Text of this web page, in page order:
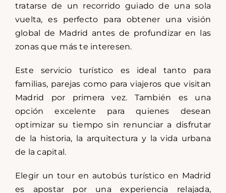
tratarse de un recorrido guiado de una sola
vuelta, es perfecto para obtener una visión
global de Madrid antes de profundizar en las
zonas que más te interesen.
Este servicio turístico es ideal tanto para
familias, parejas como para viajeros que visitan
Madrid por primera vez. También es una
opción excelente para quienes desean
optimizar su tiempo sin renunciar a disfrutar
de la historia, la arquitectura y la vida urbana
de la capital.
Elegir un tour en autobús turístico en Madrid
es apostar por una experiencia relajada,